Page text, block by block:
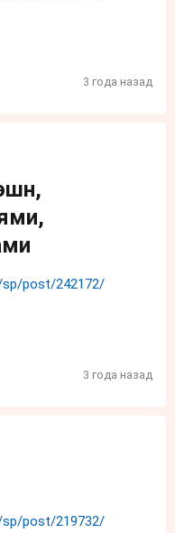
3 года назад
post/242172/
3 года назад
post/219732/